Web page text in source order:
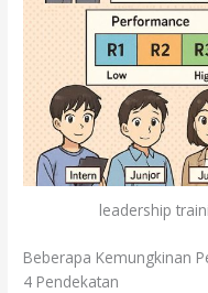
leadership
Beberapa Kemungkinan
4 Pendekatan